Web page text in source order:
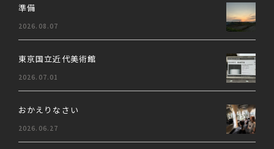
準備
2026.08.07
東京国立近代美術館
2026.07.01
おかえりなさい
2026.06.27